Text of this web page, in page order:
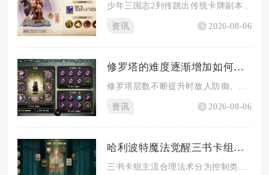
资讯 2026-08-06
修罗塔的难度逐渐增加如何在影之刃3绝影中应对
资讯 2026-08-06
哈利波特魔法觉醒三书卡组有哪些合理法术